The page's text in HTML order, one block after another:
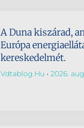
A Duna kiszárad,
Európa
kereskedelmét.
Vdtablog.hu 2026.